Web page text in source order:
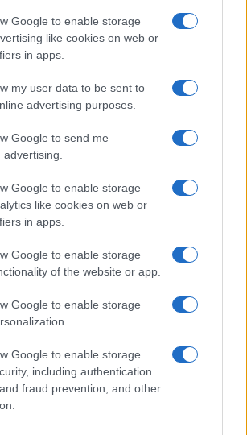
Google to enable storage
like cookies on web or
in apps.
my user data to be sent to
advertising purposes.
Google to send me
Google to enable storage
like cookies on web or
in apps.
Google to enable storage
of the website or app.
Google to enable storage
Google to enable storage
including authentication
fraud prevention, and other
#RAZZISMO
SUCCESSIVA
47
SATIRICHE
del 07/08/2026